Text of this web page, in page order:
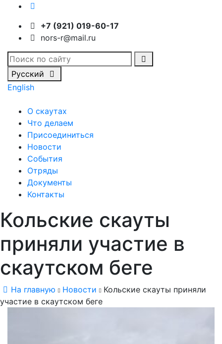
+7 (921) 019-60-17
nors-r@mail.ru
Русский
English
О скаутах
Что делаем
Присоединиться
Новости
События
Отряды
Документы
Контакты
Кольские скауты
приняли участие в
скаутском беге
На главную Новости
Кольские скауты приняли
участие в скаутском беге